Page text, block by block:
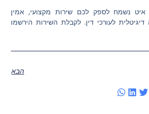
איט נשמח לספק לכם שירות מקצועי, אמין
לעורכי דין. לקבלת השירות הירשמו
הבא